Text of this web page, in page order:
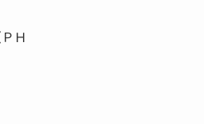
Ｈ